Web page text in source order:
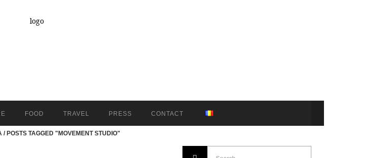
FOOD TRAVEL PRESS CONTACT
/POSTS TAGGED "MOVEMENT STUDIO"